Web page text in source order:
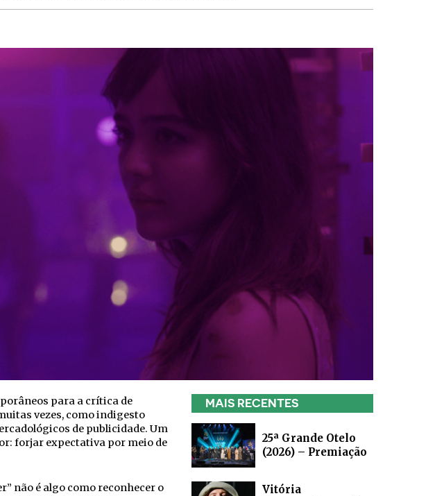
para a crítica de
vezes, como indigesto
de publicidade. Um
forjar expectativa por meio de
não é algo como reconhecer o
MAIS RECENTES
25ª Grande Otelo
(2026) – Premiação
Vitória